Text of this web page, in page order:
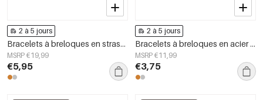
2 à 5 jours
Bracelets à breloques en strass, collection Goutte, bijoux simples pour le quotidien
MSRP €19,99
€5,95
2 à 5 jours
Bracelets à breloques en acier inoxydable en forme de cœur, collection Daily Simple, bijoux pour femmes
MSRP €11,99
€3,75